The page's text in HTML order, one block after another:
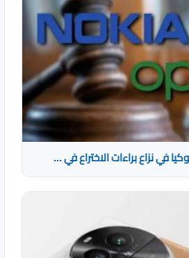
في نزاع براءات الاختراع في ...